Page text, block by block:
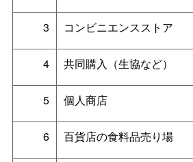
3 コンビニエンスストア
4 共同購入（生協など）
5 個人商店
6 百貨店の食料品売り場